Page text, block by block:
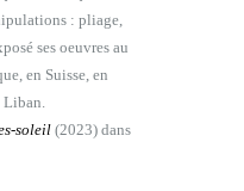
: pliage,
ses oeuvres au
en Suisse, en
soleil(2023) dans